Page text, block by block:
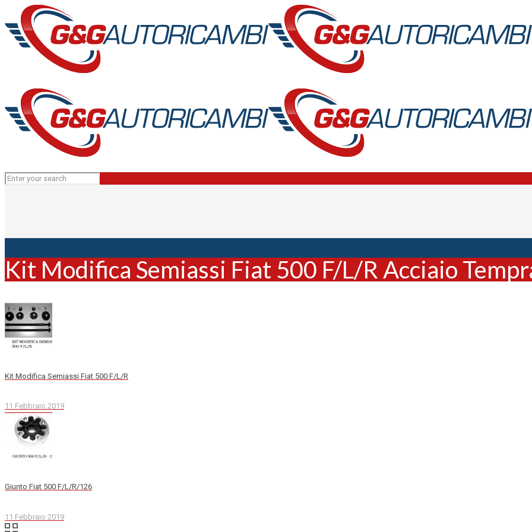
Kit Modifica Semiassi Fiat 500 F/L/R Acciaio
Kit Modifica Semiassi Fiat 500 F/L/R
11 Febbraio 2019
Giunto Fiat 500 F/L/R/126
11 Febbraio 2019